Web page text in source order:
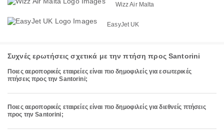
Wizz Air Malta
EasyJet UK
Συχνές ερωτήσεις σχετικά με την πτήση προς Santorini
Ποιες αεροπορικές εταιρείες είναι πιο δημοφιλείς για εσωτερικές
πτήσεις προς την Santorini;
Ποιες αεροπορικές εταιρείες είναι πιο δημοφιλείς για διεθνείς πτήσεις
προς την Santorini;